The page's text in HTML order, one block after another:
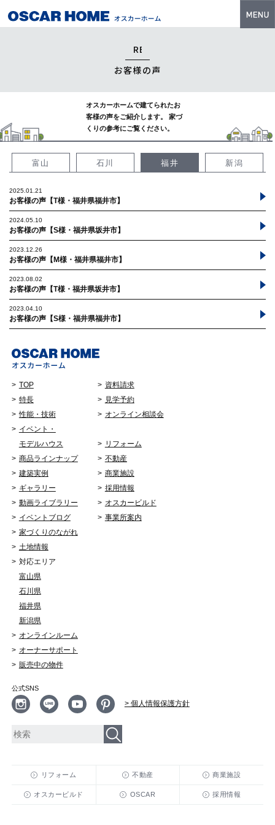
特長
イベント・モデルハウス
スマートセレクト
オンライン相談会
お客様の声
オスカーホームで建てられたお
客様の声をご紹介します。
家づ
くりの参考にご覧ください。
富山 石川 福井 新潟
2025.01.21
お客様の声【T様・福井県福井市】
2024.05.10
お客様の声【S様・福井県坂井市】
2023.12.26
お客様の声【M様・福井県福井市】
2023.08.02
お客様の声【T様・福井県坂井市】
2023.04.10
お客様の声【S様・福井県福井市】
TOP
特長
性能・技術
イベント・
モデルハウス
商品ラインナップ
建築実例
ギャラリー
動画ライブラリー
イベントブログ
家づくりのながれ
土地情報
対応エリア
富山県
石川県
福井県
新潟県
オンラインルーム
オーナーサポート
販売中の物件
資料請求
見学予約
オンライン相談会
リフォーム
不動産
商業施設
採用情報
オスカービルド
事業所案内
公式SNS
> 個人情報保護方針
リフォーム 不動産 商業施設
オスカービルド OSCAR 採用情報